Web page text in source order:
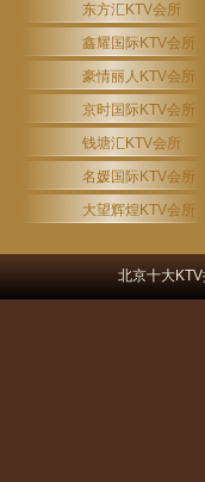
东方汇KTV会所
鑫耀国际KTV会所
豪情丽人KTV会所
京时国际KTV会所
钱塘汇KTV会所
名媛国际KTV会所
大望辉煌KTV会所
北京十大KTV